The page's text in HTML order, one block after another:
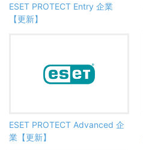
ESET PROTECT Entry 企業
【更新】
ESET PROTECT Advanced 企
業【更新】